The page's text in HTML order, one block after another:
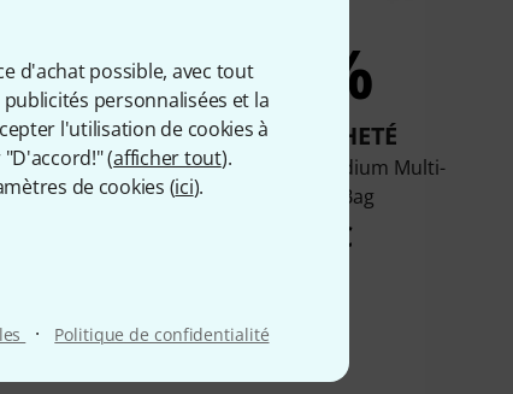
d'achat possible, avec tout
personnalisées et la
l'utilisation de cookies à
(afficher tout).
de cookies (ici).
· Politique de confidentialité
2411
€
2%
ONT ACHETÉ
Boss CB-BM Medium Multi-
Effects Bag
63 €